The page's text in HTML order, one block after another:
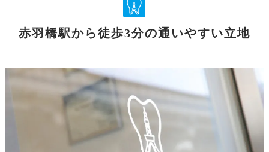
赤羽橋駅から徒歩3分の通いやすい立地